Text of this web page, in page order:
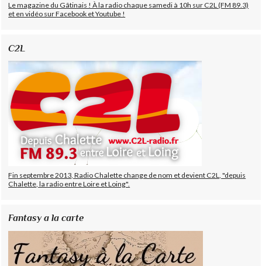
Le magazine du Gâtinais ! À la radio chaque samedi à 10h sur C2L (FM 89.3)
et en vidéo sur Facebook et Youtube !
C2L
Fin septembre 2013, Radio Chalette change de nom et devient C2L, "depuis
Chalette, la radio entre Loire et Loing".
Fantasy a la carte